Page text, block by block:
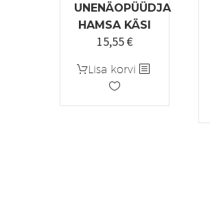
UNENÄOPÜÜDJA
HAMSA KÄSI
15,55€
Lisa korvi